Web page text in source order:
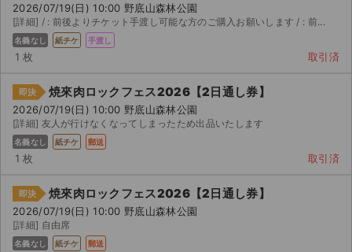
チケットジャム利用規約
プライバシーポリシー
公演登録依頼
不正転売禁止法について
音楽情報
2026/07/19(日) 10:00 野底山森林公園
[詳細] / : 前後よりチケット手渡し可能な方のご購入お願いします / : 前...
名義なし 紙チケ 手渡し
1 枚 取引済
即決 焼來肉ロックフェス2026【2日通し券】
2026/07/19(日) 10:00 野底山森林公園
[詳細] 友人が行けなくなってしまったため出品いたします
名義なし 紙チケ 郵送
1 枚 取引済
即決 焼來肉ロックフェス2026【2日通し券】
2026/07/19(日) 10:00 野底山森林公園
[詳細] 自由席
名義なし 紙チケ 郵送